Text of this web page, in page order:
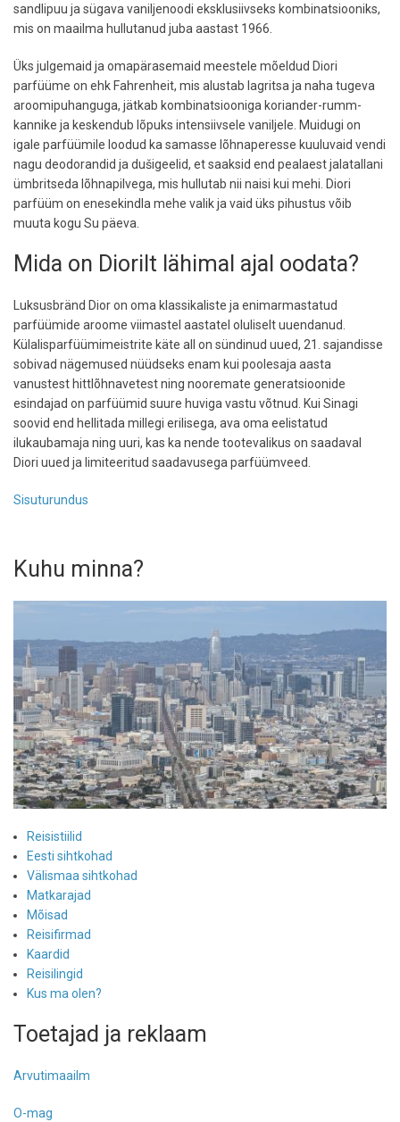
sandlipuu ja sügava vaniljenoodi eksklusiivseks kombinatsiooniks,
mis on maailma hullutanud juba aastast 1966.
Üks julgemaid ja omapärasemaid meestele mõeldud Diori
parfüüme on ehk Fahrenheit, mis alustab lagritsa ja naha tugeva
aroomipuhanguga, jätkab kombinatsiooniga koriander-rumm-
kannike ja keskendub lõpuks intensiivsele vaniljele. Muidugi on
igale parfüümile loodud ka samasse lõhnaperesse kuuluvaid vendi
nagu deodorandid ja dušigeelid, et saaksid end pealaest jalatallani
ümbritseda lõhnapilvega, mis hullutab nii naisi kui mehi. Diori
parfüüm on enesekindla mehe valik ja vaid üks pihustus võib
muuta kogu Su päeva.
Mida on Diorilt lähimal ajal oodata?
Luksusbränd Dior on oma klassikaliste ja enimarmastatud
parfüümide aroome viimastel aastatel oluliselt uuendanud.
Külalisparfüümimeistrite käte all on sündinud uued, 21. sajandisse
sobivad nägemused nüüdseks enam kui poolesaja aasta
vanustest hittlõhnavetest ning nooremate generatsioonide
esindajad on parfüümid suure huviga vastu võtnud. Kui Sinagi
soovid end hellitada millegi erilisega, ava oma eelistatud
ilukaubamaja ning uuri, kas ka nende tootevalikus on saadaval
Diori uued ja limiteeritud saadavusega parfüümveed.
Sisuturundus
Kuhu minna?
Reisistiilid
Eesti sihtkohad
Välismaa sihtkohad
Matkarajad
Mõisad
Reisifirmad
Kaardid
Reisilingid
Kus ma olen?
Toetajad ja reklaam
Arvutimaailm
O-mag